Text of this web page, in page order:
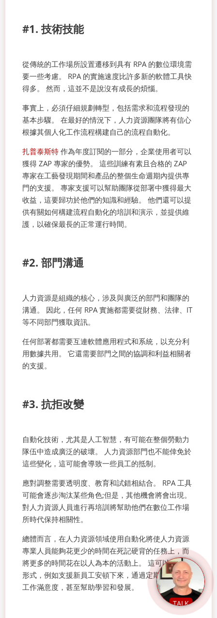
#1. 技術技能
從傳統的工作場所設置遷移到具有 RPA 的數位環境需
要一些考慮。 RPA 的實施速度比許多新的軟體工具快
得多。 然而，這並不是說沒有成長的煩惱。
事實上，必須仔細規劃轉型，包括需求和流程發現的
基本步驟。 在最好的情況下，人力資源團隊將有信心
根據其個人化工作流程構建自己的流程自動化。
扎普泰斯特 作為年度訂閱的一部分，企業使用者可以
獲得 ZAP 專家的優勢。 這些訓練有素且合格的 ZAP
專家在工藝發現期間和產品的整個生命週期內提供專
門的支援。 專家支援可以幫助團隊從部署中獲得最大
收益，這要歸功於他們的知識和經驗。 他們還可以提
供有關如何構建流程自動化的培訓和演示，並提供維
護，以確保最長的正常運行時間。
#2. 部門溝通
人力資源是組織的核心，涉及與廣泛的部門和團隊的
溝通。 因此，任何 RPA 實施都需要從財務、法律、IT
等不同部門獲取資訊。
任何部署都需要互連軟體應用程式和系統，以充分利
用數據共用。 它還需要部門之間的協調和利益相關者
的支援。
#3. 抗拒改變
自動化技術，尤其是人工智慧，有可能在整個勞動力
隊伍中造成廣泛的破壞。 人力資源部門也不能倖免於
這些變化，這可能會導致一些員工的抵制。
應對調整需要透明度、教育和試錯相結合。 RPA 工具
可能會逐步淘汰某些角色;但是，其他機會將會出現。
對人力資源人員進行再培訓將幫助他們在數位工作場
所時代保持相關性。
總體而言，在人力資源領域使用自動化將使人力資源
專業人員能夠花更少的時間在死記硬背的任務上，而
將更多的時間花在以人為本的活動上。 這可以有多種
形式，例如支援新員工安頓下來，通過定期簽到提高
工作滿意度，甚至幫助學習和發展。
TALK